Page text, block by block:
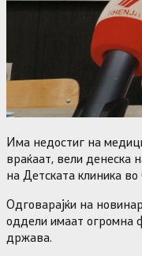
Има недостиг на
враќаат, вели денеска
на Детската клиника
Одговарајќи на
оддели имаат огромна
држава.